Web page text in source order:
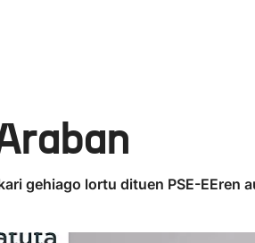
gehiago lortu dituen PSE-EEren